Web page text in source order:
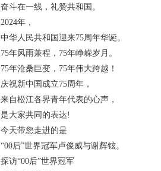
奋斗在一线，礼赞共和国。
2024年，
中华人民共和国迎来75周年华诞。
75年风雨兼程，75年峥嵘岁月。
75年沧桑巨变，75年伟大跨越！
庆祝新中国成立75周年，
来自松江各界青年代表的心声，
是大家共同的表达!
今天带您走进的是
“00后”世界冠军卢俊威与谢辉铉。
探访“00后”世界冠军